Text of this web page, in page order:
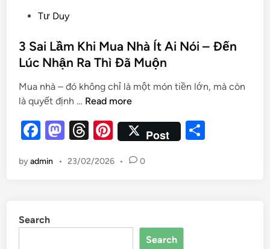
Tư Duy
3 Sai Lầm Khi Mua Nhà Ít Ai Nói – Đến
Lúc Nhận Ra Thì Đã Muộn
Mua nhà – đó không chỉ là một món tiền lớn, mà còn
là quyết định … Read more
F
c
o
M
to
n
T
e
s
Pi
er
Post
byadmin • 23/02/2026 • 0
Search
Search